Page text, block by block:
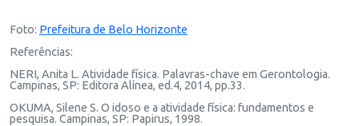
Foto: Prefeitura de Belo Horizonte
Referências:
NERI, Anita L. Atividade física. Palavras-chave em Gerontologia.
Campinas, SP: Editora Alínea, ed.4, 2014, pp.33.
OKUMA, Silene S. O idoso e a atividade física: fundamentos e
pesquisa. Campinas, SP: Papirus, 1998.